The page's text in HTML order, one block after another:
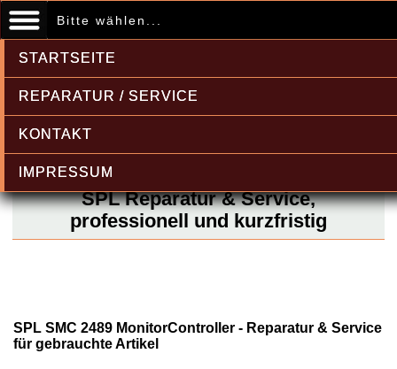
Bitte wählen...
STARTSEITE
REPARATUR / SERVICE
KONTAKT
IMPRESSUM
SPL Reparatur & Service,
professionell und kurzfristig
SPL SMC 2489 MonitorController - Reparatur & Service
für gebrauchte Artikel